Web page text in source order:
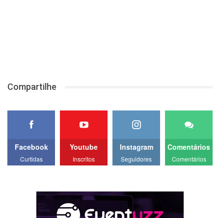
Compartilhe
Facebook
Curtidas
Youtube
Inscritos
Instagram
Seguidores
Comentários
Comentários